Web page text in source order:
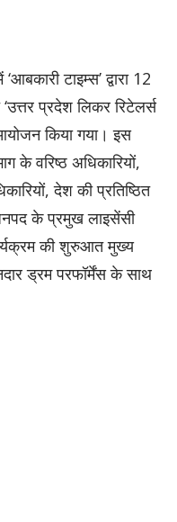
टाइम्स’ द्वारा 12
प्रदेश लिकर रिटेलर्स
किया गया। इस
के वरिष्ठ अधिकारियों,
देश की प्रतिष्ठित
के प्रमुख लाइसेंसी
की शुरुआत मुख्य
ड्रम परफॉर्मेंस के साथ